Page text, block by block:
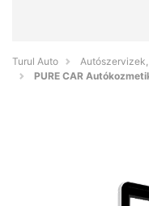
Turul Auto
PURE CAR